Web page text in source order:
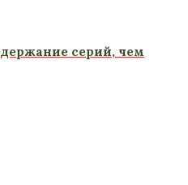
серий, чем